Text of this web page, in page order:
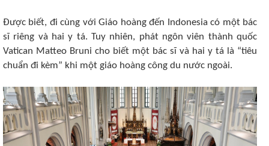
Được biết, đi cùng với Giáo hoàng đến Indonesia có một bác
sĩ riêng và hai y tá. Tuy nhiên, phát ngôn viên thành quốc
Vatican Matteo Bruni cho biết một bác sĩ và hai y tá là “tiêu
chuẩn đi kèm” khi một giáo hoàng công du nước ngoài.